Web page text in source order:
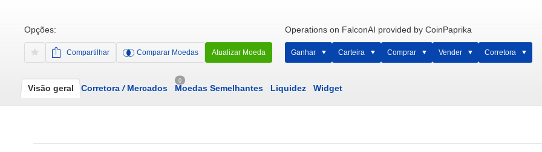
Opções:
Compartilhar Comparar Moedas Atualizar Moeda
Operations on FalconAI provided by CoinPaprika
Ganhar Carteira Comprar Vender Corretora
Visão geral Corretora /Mercados
0
Moedas Semelhantes Liquidez Widget